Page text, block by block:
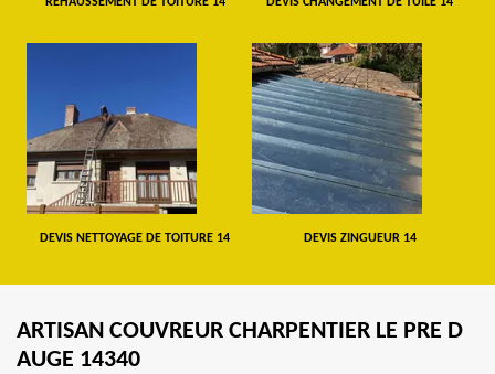
DEVIS NETTOYAGE DE TOITURE 14 DEVIS ZINGUEUR 14
ARTISAN COUVREUR CHARPENTIER LE PRE D
AUGE 14340